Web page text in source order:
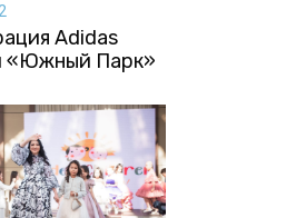
Аdidas
«Южный Парк»